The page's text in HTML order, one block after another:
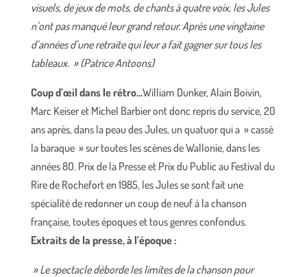
visuels, de jeux de mots, de chants à quatre voix, les Jules
n’ont pas manqué leur grand retour. Après une vingtaine
d’années d’une retraite qui leur a fait gagner sur tous les
tableaux. » (Patrice Antoons)
Coup d’œil dans le rétro…William Dunker, Alain Boivin,
Marc Keiser et Michel Barbier ont donc repris du service, 20
ans après, dans la peau des Jules, un quatuor qui a » cassé
la baraque » sur toutes les scènes de Wallonie, dans les
années 8O. Prix de la Presse et Prix du Public au Festival du
Rire de Rochefort en 1985, les Jules se sont fait une
spécialité de redonner un coup de neuf à la chanson
française, toutes époques et tous genres confondus.
Extraits de la presse, à l’époque :
» Le spectacle déborde les limites de la chanson pour